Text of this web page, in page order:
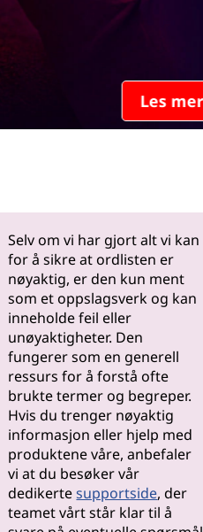
Selv om vi har gjort alt vi kan
for å sikre at ordlisten er
nøyaktig, er den kun ment
som et oppslagsverk og kan
inneholde feil eller
unøyaktigheter. Den
fungerer som en generell
ressurs for å forstå ofte
brukte termer og begreper.
Hvis du trenger nøyaktig
informasjon eller hjelp med
produktene våre, anbefaler
vi at du besøker vår
dedikertesupportside, der
teamet vårt står klar til å